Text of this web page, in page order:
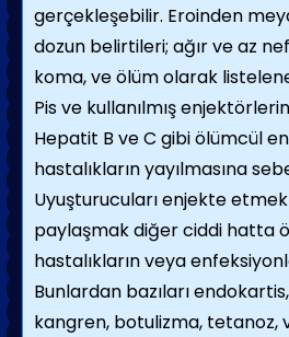
gerçekleşebilir. Eroinden
dozun belirtileri; ağır ve az
koma, ve ölüm olarak
Pis ve kullanılmış
Hepatit B ve C gibi ölümcül
hastalıkların yayılmasına
Uyuşturucuları enjekte
paylaşmak diğer ciddi hatta
hastalıkların veya
Bunlardan bazıları
kangren, botulizma, tetanoz,